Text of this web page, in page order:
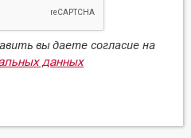
вы даете согласие на
данных